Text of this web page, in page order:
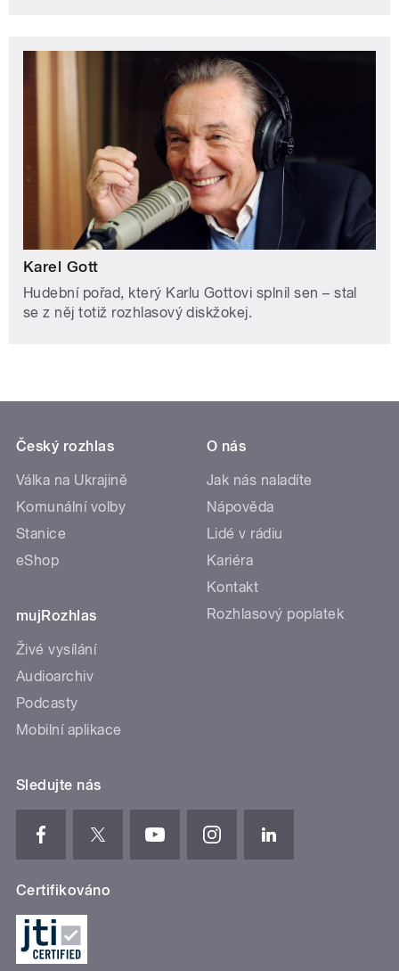
Karel Gott
Hudební pořad, který Karlu Gottovi splnil sen – stal
se z něj totiž rozhlasový diskžokej.
Český rozhlas
Válka na Ukrajině
Komunální volby
Stanice
eShop
mujRozhlas
Živé vysílání
Audioarchiv
Podcasty
Mobilní aplikace
O nás
Jak nás naladíte
Nápověda
Lidé v rádiu
Kariéra
Kontakt
Rozhlasový poplatek
Sledujte nás
Certifikováno